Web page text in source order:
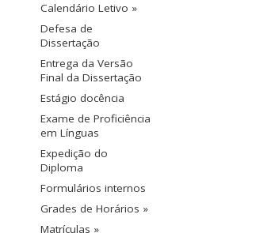
Calendário Letivo »
Defesa de
Dissertação
Entrega da Versão
Final da Dissertação
Estágio docência
Exame de Proficiência
em Línguas
Expedição do
Diploma
Formulários internos
Grades de Horários »
Matrículas »